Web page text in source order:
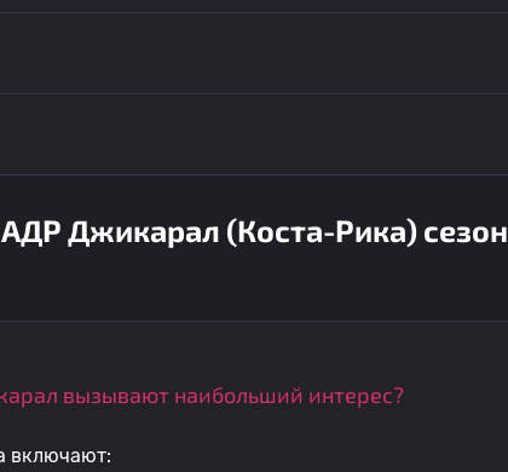
Джикарал (Коста-Рика) сезон
вызывают наибольший интерес?
включают: